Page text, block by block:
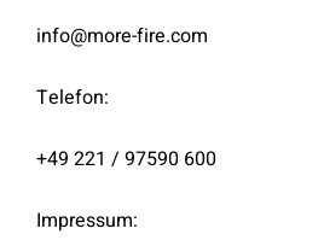
info@more-fire.com
Telefon:
+49 221 / 97590 600
Impressum: